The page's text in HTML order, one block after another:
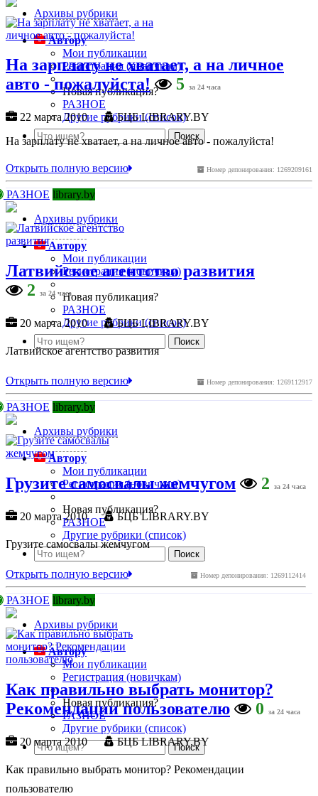
Архивы рубрики
Автору
Мои публикации
Регистрация (новичкам)
Новая публикация?
РАЗНОЕ
Другие рубрики (список)
На зарплату не хватает, а на личное
авто - пожалуйста!
5 за 24 часа
22 марта 2010
БЦБ LIBRARY.BY
На зарплату не хватает, а на личное авто - пожалуйста!
Номер депонирования: 1269209161
Открыть полную версию
РАЗНОЕ library.by
Архивы рубрики
Автору
Мои публикации
Регистрация (новичкам)
Новая публикация?
РАЗНОЕ
Другие рубрики (список)
Латвийское агентство развития
2
за 24 часа
20 марта 2010 БЦБ LIBRARY.BY
Латвийское агентство развития
Номер депонирования: 1269112917
Открыть полную версию
РАЗНОЕ library.by
Архивы рубрики
Автору
Мои публикации
Регистрация (новичкам)
Новая публикация?
РАЗНОЕ
Другие рубрики (список)
Грузите самосвалы жемчугом 2 за 24 часа
20 марта 2010 БЦБ LIBRARY.BY
Грузите самосвалы жемчугом
Номер депонирования: 1269112414
Открыть полную версию
РАЗНОЕ library.by
Архивы рубрики
Автору
Мои публикации
Регистрация (новичкам)
Новая публикация?
РАЗНОЕ
Другие рубрики (список)
Как правильно выбрать монитор?
Рекомендации пользователю
0 за 24 часа
20 марта 2010 БЦБ LIBRARY.BY
Как правильно выбрать монитор? Рекомендации
пользователю